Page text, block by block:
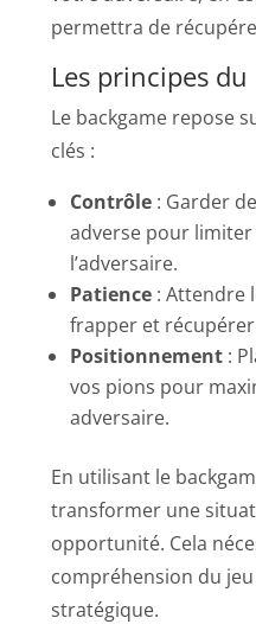
permettra de
Les principes du
Le backgame repose
clés :
Contrôle : Garder
adverse pour
l’adversaire.
Patience : Attendre
frapper et
Positionnement :
vos pions pour
adversaire.
En utilisant le
transformer une
opportunité. Cela
compréhension du
stratégique.